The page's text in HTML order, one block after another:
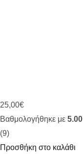
25,00€
Βαθμολογήθηκε με 5.00
(9)
Προσθήκη στο καλάθι